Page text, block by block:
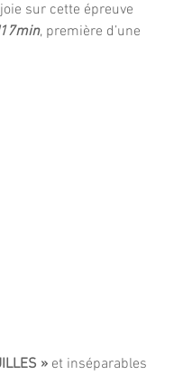
sur cette épreuve
, première d’une
» et inséparables